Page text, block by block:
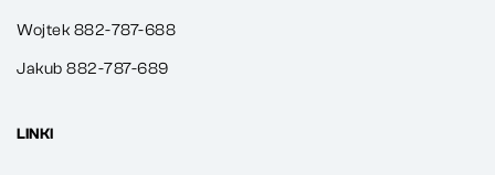
Wojtek 882-787-688
Jakub 882-787-689
LINKI